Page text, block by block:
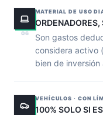
06
MATERIAL DE USO
Son gastos
considera activo
bien de inversión
VEHÍCULOS · CON
100% SOLO SI